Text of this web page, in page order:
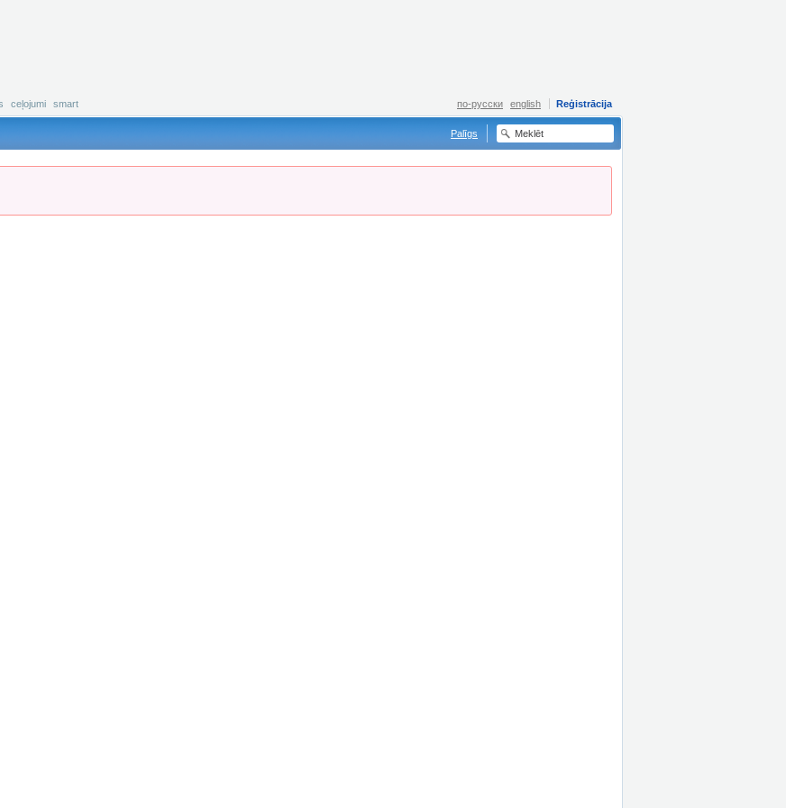
ceļojumi smart Reģistrācija
по-русски english
Palīgs